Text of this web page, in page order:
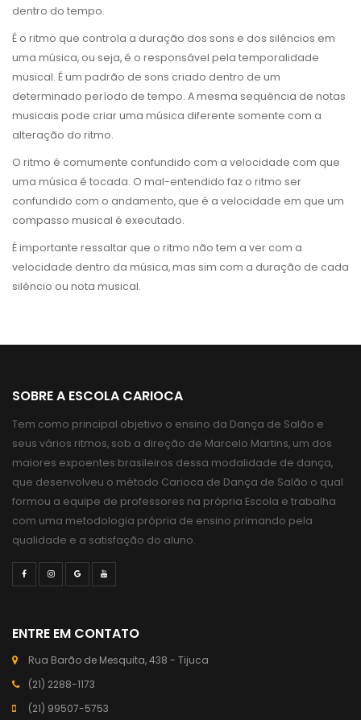
dentro do tempo.
É o ritmo que controla a duração dos sons e dos silêncios em
uma música, ou seja, é o responsável pela temporalidade
musical. É um padrão de sons criado dentro de um
determinado período de tempo. A mesma sequência de notas
musicais pode criar uma música diferente somente com a
alteração do ritmo.
O ritmo é comumente confundido com a velocidade com que
uma música é tocada. O mal-entendido faz o ritmo ser
confundido com o andamento, que é a velocidade em que um
compasso musical é executado.
É importante ressaltar que o ritmo não tem a ver com a
velocidade dentro da música, mas sim com a duração de cada
silêncio ou nota musical.
SOBRE A ESCOLA CARIOCA
Tem como principal objetivo o ensino da Dança de Salão e
seus vários ritmos, sob a direção de Marcelo Martins, um dos
maiores expoentes brasileiros dessa modalidade de dança,
que desenvolveu o método Carioca de Dança de Salão o qual
formou a equipe de professores na própria Escola e trabalha
com uma metodologia própria de ensino primando pela
qualidade e a satisfação do aluno.
ENTRE EM CONTATO
Rua Barão de Mesquita, 438 - Tijuca
(21) 2288-1173
(21) 99507-5753